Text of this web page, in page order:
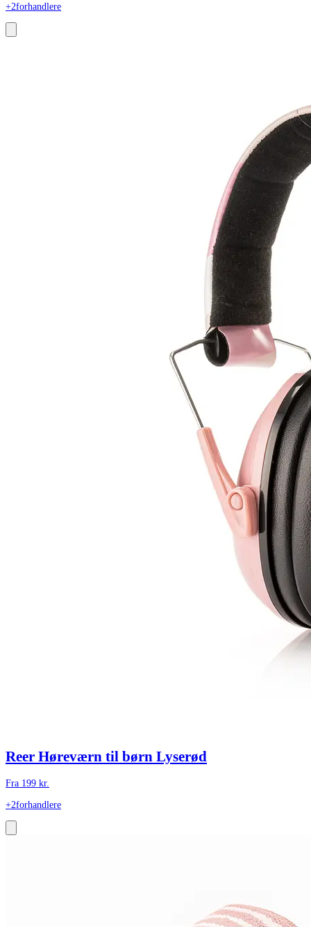
+2forhandlere
Reer Høreværn til børn Lyserød
Fra 199 kr.
+2forhandlere